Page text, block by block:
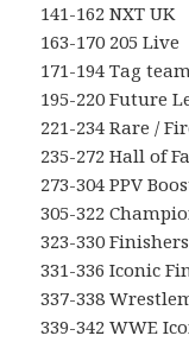
141-162 NXT UK
163-170 205 Live
171-194 Tag
195-220 Future
221-234 Rare /
235-272 Hall of
273-304 PPV
305-322
323-330 Finishers
331-336 Iconic
337-338
339-342 WWE